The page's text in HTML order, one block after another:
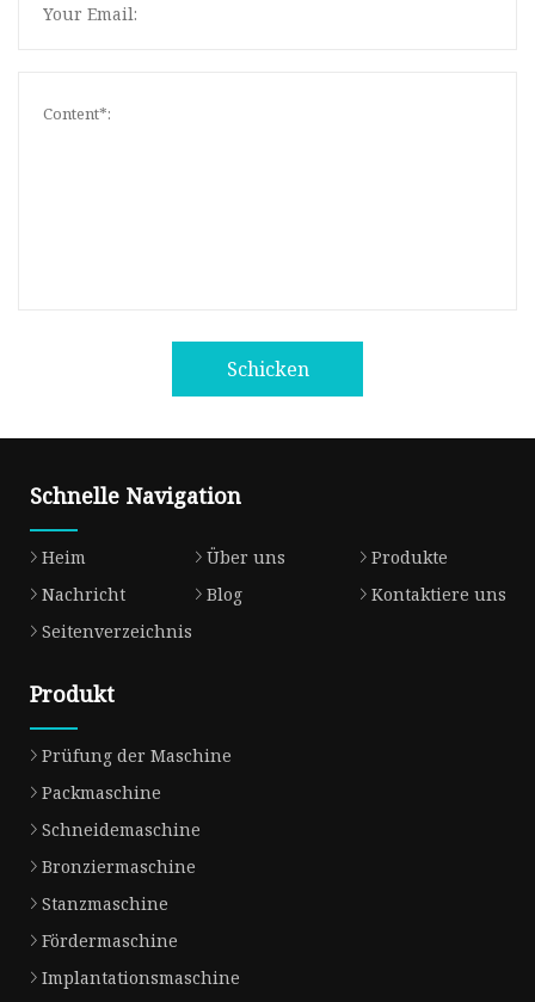
Schicken
Schnelle Navigation
Heim Über uns
Produkte
Nachricht
Blog
Kontaktiere uns
Seitenverzeichnis
Produkt
Prüfung der Maschine
Packmaschine
Schneidemaschine
Bronziermaschine
Stanzmaschine
Fördermaschine
Implantationsmaschine